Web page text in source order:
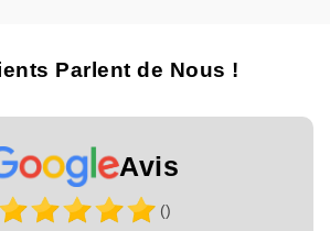
Parlent de Nous !
Avis
()